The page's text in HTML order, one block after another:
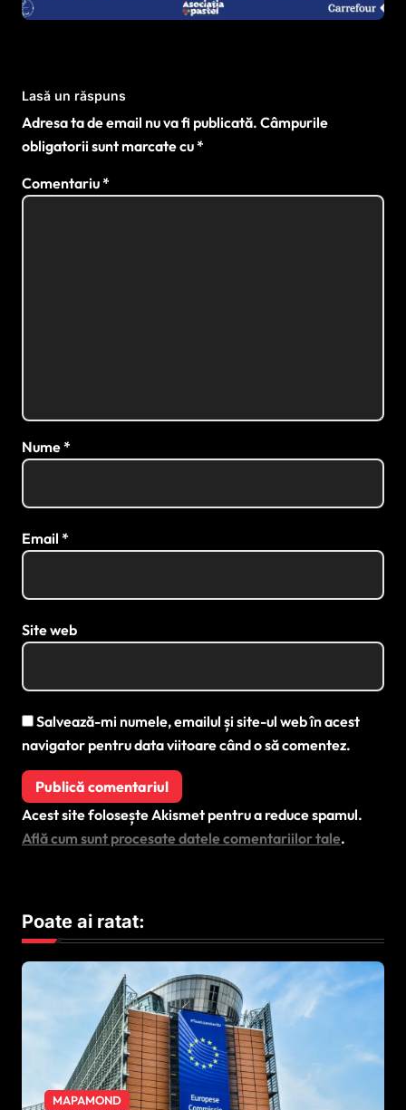
sportului paralimpic
Lasă un răspuns
Adresa ta de email nu va fi publicată. Câmpurile
obligatorii sunt marcate cu*
Comentariu*
Nume*
Email *
Site web
Salvează-mi numele, emailul și site-ul web în acest
navigator pentru data viitoare când o să comentez.
Acest site folosește Akismet pentru a reduce spamul.
Află cum sunt procesate datele comentariilor tale.
Poate ai ratat:
MAPAMOND